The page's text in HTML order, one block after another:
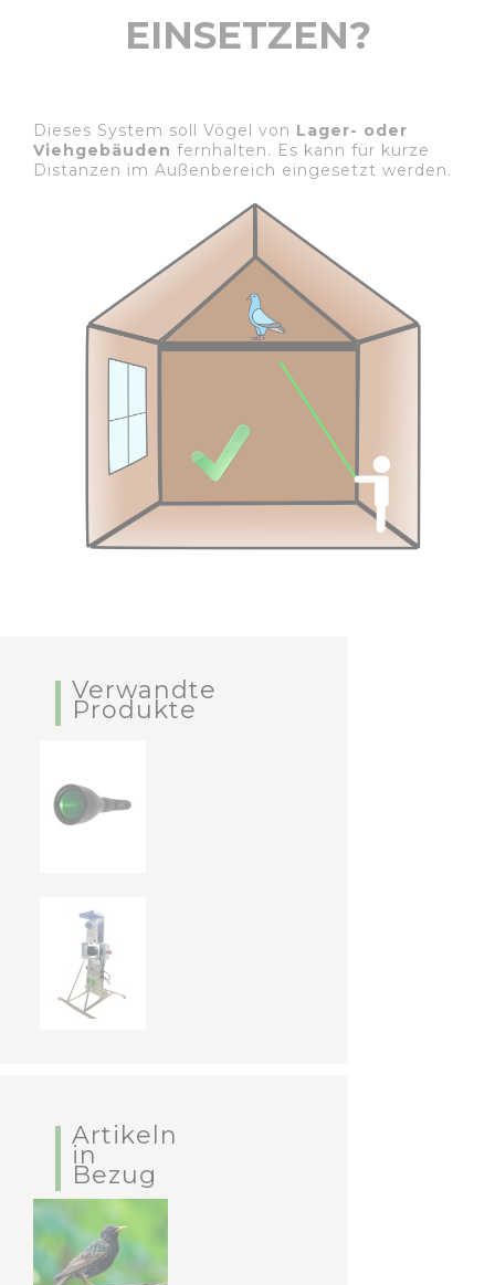
EINSETZEN?
Dieses System soll Vögel von Lager- oder
Viehgebäuden fernhalten. Es kann für kurze
Distanzen im Außenbereich eingesetzt werden.
Verwandte
Produkte
Artikeln
in
Bezug